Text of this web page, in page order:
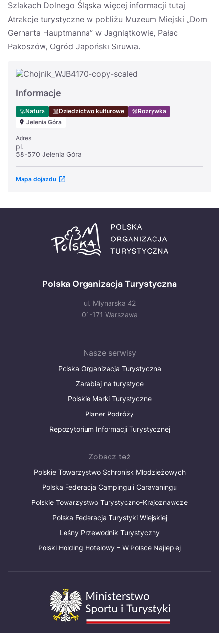
Szlakach Dolnego Śląska więcej informacji tutaj
Atrakcje turystyczne w pobliżu Muzeum Miejski „Dom
Gerharta Hauptmanna” w Jagniątkowie, Pałac
Pakoszów, Ogród Japoński Siruwia.
Informacje
Natura Dziedzictwo kulturowe
Rozrywka
Jelenia Góra
Adres
pl.
58-570 Jelenia Góra
Mapa dojazdu
Polska Organizacja Turystyczna
ul. Młynarska 42
01-171 Warszawa
Nasze serwisy
Polska Organizacja Turystyczna
Zarabiaj na turystyce
Polskie Marki Turystyczne
Planer Podróży
Repozytorium Informacji Turystycznej
Zobacz też
Polskie Towarzystwo Schronisk Młodzieżowych
Polska Federacja Campingu i Caravaningu
Polskie Towarzystwo Turystyczno-Krajoznawcze
Polska Federacja Turystyki Wiejskiej
Leśny Przewodnik Turystyczny
Polski Holding Hotelowy – W Polsce Najlepiej